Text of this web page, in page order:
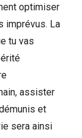
optimiser
imprévus. La
tu vas
assister
et
sera ainsi